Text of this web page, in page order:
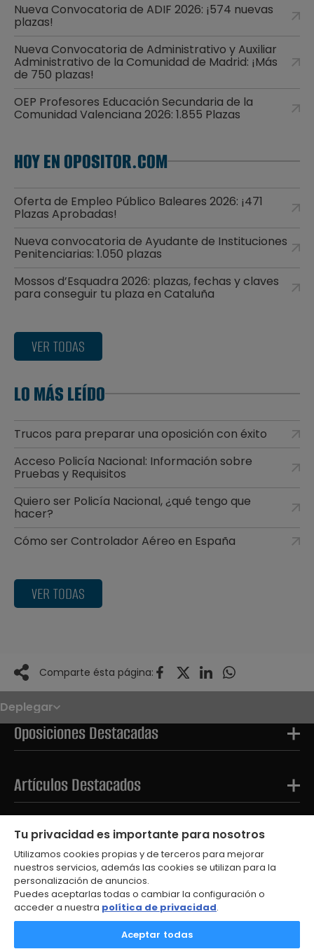
Nueva Convocatoria de ADIF 2026: ¡574 nuevas
plazas!
Nueva Convocatoria de Administrativo y Auxiliar
Administrativo de la Comunidad de Madrid: ¡Más
de 750 plazas!
OEP Profesores Educación Secundaria de la
Comunidad Valenciana 2026: 1.855 Plazas
HOY EN OPOSITOR.COM
Oferta de Empleo Público Baleares 2026: ¡471
Plazas Aprobadas!
Nueva convocatoria de Ayudante de Instituciones
Penitenciarias: 1.050 plazas
Mossos d’Esquadra 2026: plazas, fechas y claves
para conseguir tu plaza en Cataluña
VER TODAS
LO MÁS LEÍDO
Trucos para preparar una oposición con éxito
Acceso Policía Nacional: Información sobre
Pruebas y Requisitos
Quiero ser Policía Nacional, ¿qué tengo que
hacer?
Cómo ser Controlador Aéreo en España
VER TODAS
Comparte ésta página:
Deplegar
Noticias
Oposiciones
Convocatorias
Paso paso
OPE 2026
Oposiciones Destacadas
Artículos Destacados
Tests Destacados
© 2026
Tu privacidad es importante para nosotros
Utilizamos cookies propias y de terceros para mejorar
nuestros servicios, además las cookies se utilizan para la
personalización de anuncios.
Puedes aceptarlas todas o cambiar la configuración o
acceder a nuestra política de privacidad.
Aceptar todas